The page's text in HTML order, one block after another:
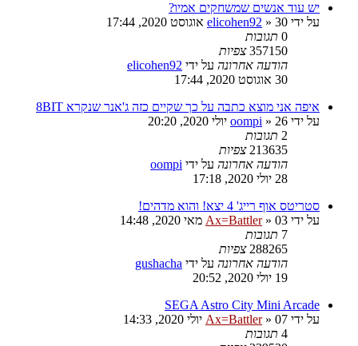
יש עוד אנשים שמשחקים אמיו?
על ידי
elicohen92 » 30 אוגוסט 2020, 17:44
0 תגובות
357150 צפיות
הודעה אחרונה על ידי elicohen92
30 אוגוסט 2020, 17:44
איפה אני מוצא כתבה על כך שקיים כזה ג'אנר שנקרא 8BIT
על ידי
oompi » 26 יולי 2020, 20:20
2 תגובות
213635 צפיות
הודעה אחרונה על ידי oompi
28 יולי 2020, 17:18
סטריטס אוף רייג' 4 יצא! והוא מדהים!
על ידי
Ax=Battler» 03 מאי 2020, 14:48
7 תגובות
288265 צפיות
הודעה אחרונה על ידי gushacha
19 יולי 2020, 20:52
SEGA Astro City Mini Arcade
על ידי
Ax=Battler» 07 יולי 2020, 14:33
4 תגובות